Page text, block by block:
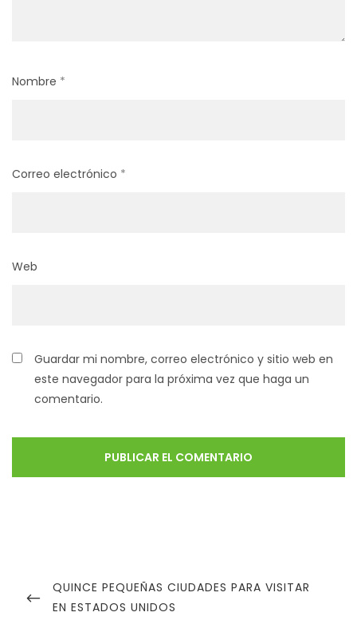
Nombre *
Correo electrónico *
Web
Guardar mi nombre, correo electrónico y sitio web en
este navegador para la próxima vez que haga un
comentario.
QUINCE PEQUEÑAS CIUDADES PARA VISITAR
EN ESTADOS UNIDOS